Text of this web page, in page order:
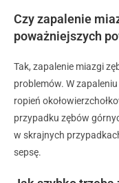
Czy zapalenie
poważniejszych
Tak, zapalenie miazgi
problemów. W
ropień
przypadku zębów
w skrajnych
sepsę.